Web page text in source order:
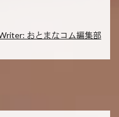
おとまなコム編集部